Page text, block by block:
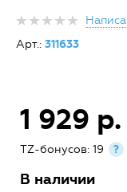
Арт.: 311633
1 929 р.
TZ-бонусов: 19 ?
В наличии